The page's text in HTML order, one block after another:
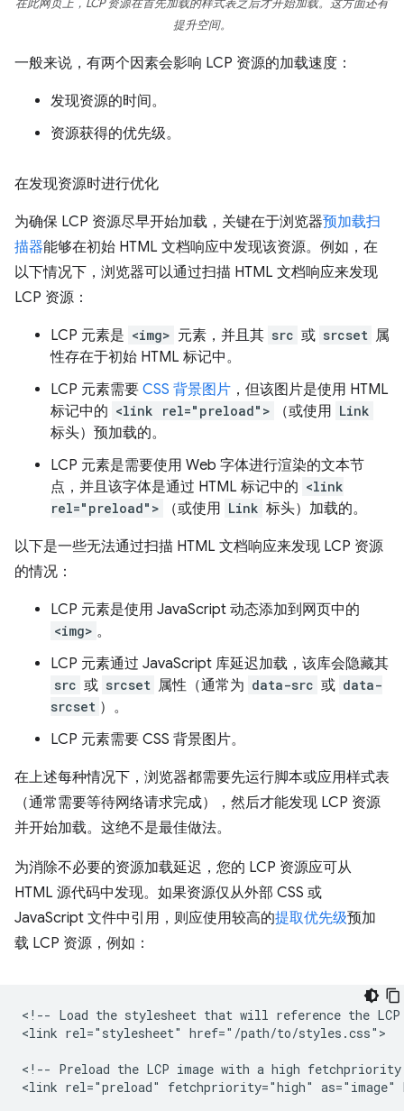
在此网页上，LCP 资源在首先加载的样式表之后才开始加载。这方面还有
提升空间。
一般来说，有两个因素会影响 LCP 资源的加载速度：
发现资源的时间。
资源获得的优先级。
在发现资源时进行优化
为确保 LCP 资源尽早开始加载，关键在于浏览器预加载扫
描器能够在初始 HTML 文档响应中发现该资源。例如，在
以下情况下，浏览器可以通过扫描 HTML 文档响应来发现
LCP 资源：
LCP 元素是 <img> 元素，并且其 src 或 srcset 属
性存在于初始 HTML 标记中。
LCP 元素需要 CSS 背景图片 ，但该图片是使用 HTML
标记中的 <link rel="preload"> （或使用 Link
标头）预加载的。
LCP 元素是需要使用 Web 字体进行渲染的文本节
点，并且该字体是通过 HTML 标记中的 <link
rel="preload">
（或使用 Link 标头）加载的。
以下是一些无法通过扫描 HTML 文档响应来发现 LCP 资源
的情况：
LCP 元素是使用 JavaScript 动态添加到网页中的
<img> 。
LCP 元素通过 JavaScript 库延迟加载，该库会隐藏其
src 或 srcset 属性（通常为 data-src 或 data-
srcset ）。
LCP 元素需要 CSS 背景图片。
在上述每种情况下，浏览器都需要先运行脚本或应用样式表
（通常需要等待网络请求完成），然后才能发现 LCP 资源
并开始加载。这绝不是最佳做法。
为消除不必要的资源加载延迟，您的 LCP 资源应可从
HTML 源代码中发现。如果资源仅从外部 CSS 或
JavaScript 文件中引用，则应使用较高的提取优先级预加
载 LCP 资源，例如：
<!-- Load the stylesheet that will reference the
<link rel="stylesheet" href="/path/to/styles.css">
<!-- Preload the LCP image with a high